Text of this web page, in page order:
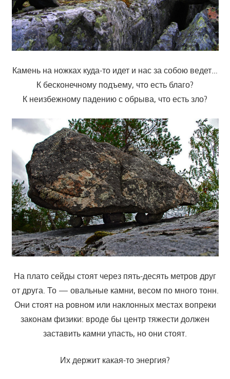
Камень на ножках куда-то идет и нас за собою ведет…
К бесконечному подъему, что есть благо?
К неизбежному падению с обрыва, что есть зло?
На плато сейды стоят через пять-десять метров друг
от друга. То — овальные камни, весом по много тонн.
Они стоят на ровном или наклонных местах вопреки
законам физики: вроде бы центр тяжести должен
заставить камни упасть, но они стоят.
Их держит какая-то энергия?